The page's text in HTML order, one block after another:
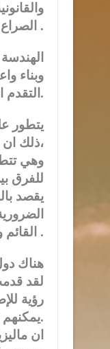
الصراع الدولي ضمن حقل العلاقات الدولية ولا يحتاج الى مصطلح الهندسة السياسية في شيء .
وبناء
التقدم الاعلى مع وضع آليات استدامة عملية التقدم، فهي علم النهضة وعلم التقدم.
يتطور
،ذلك
وهي
للفرق
يقصد
القائم ولا يزيله من الوجود بل يقوم بهندسته واعادة هيكلته وابنيته بإصلاحها فقط .
هناك
رؤية
يمكنهم عرقلة الاصلاح، كما ان الصين قامت بالإبداع الفكري ازاء عدد من القضايا ولم تقم بالوصفات الشائعة.